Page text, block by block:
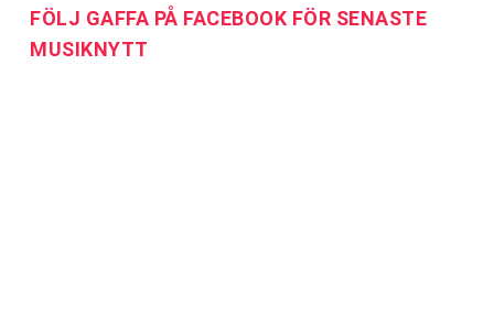
FÖLJ GAFFA PÅ FACEBOOK FÖR SENASTE
MUSIKNYTT